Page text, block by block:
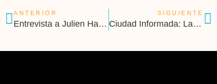
ANTERIOR
Entrevista a Julien Haex, Gerente General de HEINEKEN Perú
SIGUIENTE
Ciudad Informada: La plataforma que te permite ver las noticias en vivo desde la calle